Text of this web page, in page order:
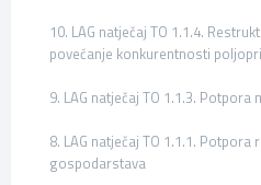
10. LAG natječaj TO 1.1.4.
povećanje konkurentnosti
9. LAG natječaj TO 1.1.3.
8. LAG natječaj TO 1.1.1.
gospodarstava